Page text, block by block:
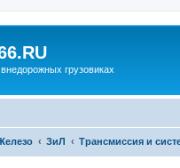
грузовиках
ЗиЛ Трансмиссия и